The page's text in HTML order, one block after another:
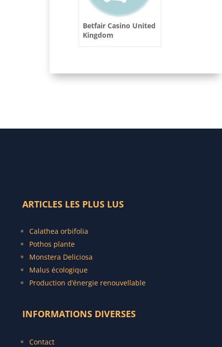
Betfair Casino United
Kingdom
ARTICLES LES PLUS LUS
Calathea orbifolia
Pothos plante
Monstera Deliciosa
Malus écologique
Production d’énergie renouvellable
INFORMATIONS DIVERSES
Contact